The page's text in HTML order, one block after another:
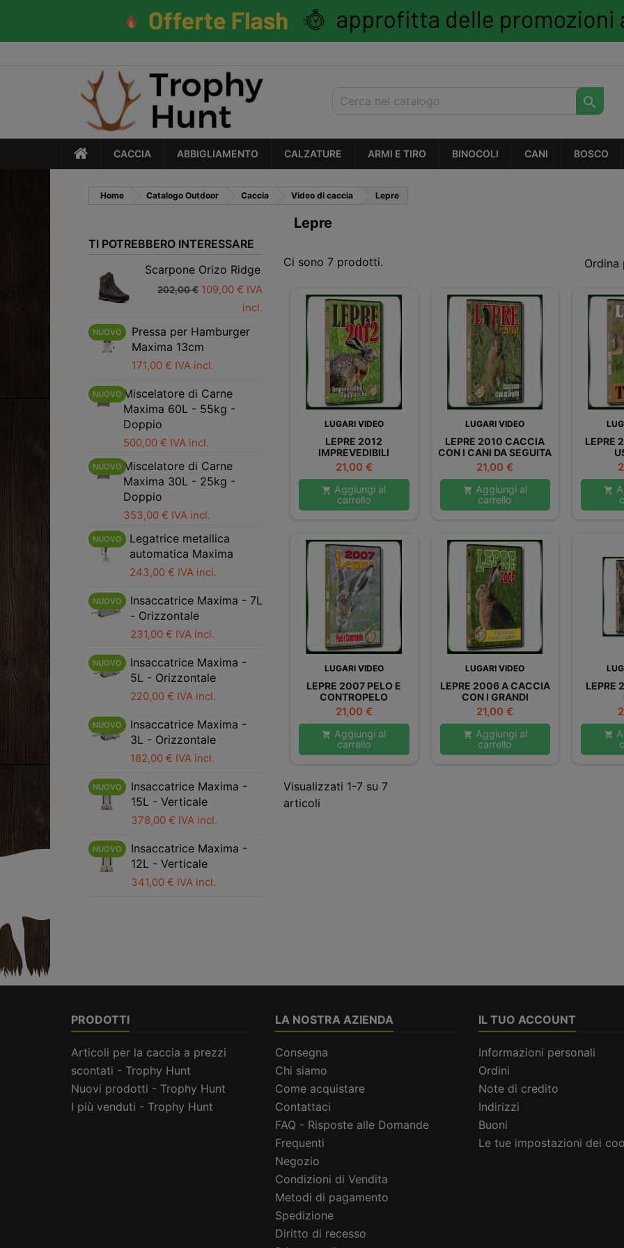

CACCIA ABBIGLIAMENTO CALZATURE ARMI E TIRO BINOCOLI CANI BOSCO
Home Catalogo Outdoor Caccia Video di caccia Lepre
TI POTREBBERO INTERESSARE
Scarpone Orizo Ridge
202,00 € 109,00 € IVA
incl.
NUOVO
Pressa per Hamburger
Maxima 13cm
171,00 € IVA incl.
NUOVO Miscelatore di Carne
Maxima 60L - 55kg -
Doppio
500,00 € IVA incl.
NUOVO Miscelatore di Carne
Maxima 30L - 25kg -
Doppio
353,00 € IVA incl.
NUOVO
Legatrice metallica
automatica Maxima
243,00 € IVA incl.
NUOVO
Insaccatrice Maxima - 7L
- Orizzontale
231,00 € IVA incl.
NUOVO
Insaccatrice Maxima -
5L - Orizzontale
220,00 € IVA incl.
NUOVO
Insaccatrice Maxima -
3L - Orizzontale
182,00 € IVA incl.
NUOVO
Insaccatrice Maxima -
15L - Verticale
378,00 € IVA incl.
NUOVO
Insaccatrice Maxima -
12L - Verticale
341,00 € IVA incl.
Lepre
Ci sono 7 prodotti. Ordina
LUGARI VIDEO
LEPRE 2012
IMPREVEDIBILI
FUGGIASCHE
Prezzo
21,00 €
 Aggiungi al
carrello
LUGARI VIDEO
LEPRE 2010 CACCIA
CON I CANI DA SEGUITA
Prezzo
21,00 €
 Aggiungi al
carrello
LEPRE

LUGARI VIDEO
LEPRE 2007 PELO E
CONTROPELO
Prezzo
21,00 €
 Aggiungi al
carrello
LUGARI VIDEO
LEPRE 2006 A CACCIA
CON I GRANDI
INSEGUITORI
Prezzo
21,00 €
 Aggiungi al
carrello
LEPRE

Visualizzati 1-7 su 7
articoli
PRODOTTI
Articoli per la caccia a prezzi
scontati - Trophy Hunt
Nuovi prodotti - Trophy Hunt
I più venduti - Trophy Hunt
LA NOSTRA AZIENDA
Consegna
Chi siamo
Come acquistare
Contattaci
FAQ - Risposte alle Domande
Frequenti
Negozio
Condizioni di Vendita
Metodi di pagamento
Spedizione
Diritto di recesso
IL TUO ACCOUNT
Informazioni personali
Ordini
Note di credito
Indirizzi
Buoni
Le tue impostazioni dei